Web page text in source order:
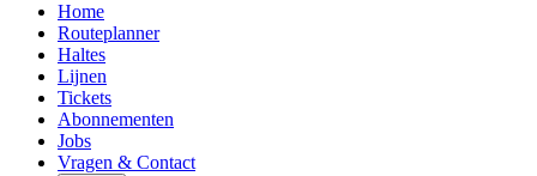
Home
Routeplanner
Haltes
Lijnen
Tickets
Abonnementen
Jobs
Vragen & Contact